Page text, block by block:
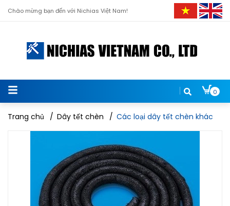
Chào mừng bạn đến với Nichias Việt Nam!
0
Trang chủ / Dây tết chèn / Các loại dây tết chèn khác